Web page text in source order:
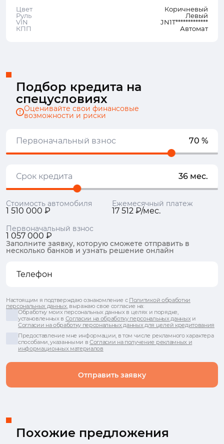
Цвет
Коричневый
Руль
Левый
VIN
JN1T*************
КПП
Автомат
Подбор кредита на
спецусловиях
Оценивайте свои финансовые
возможности и риски
Первоначальный взнос 70 %
Срок кредита 36 мес.
Стоимость автомобиля
1 510 000 ₽
Ежемесячный платеж
17 512 ₽/мес.
Первоначальный взнос
1 057 000 ₽
Заполните заявку, которую сможете отправить в
несколько банков и узнать решение онлайн
Отправить заявку
Настоящим я подтверждаю ознакомление с Политикой обработки
персональных данных, выражаю свое согласие на:
Обработку моих персональных данных в целях и порядке,
установленных в Согласии на обработку персональных данныхи
Согласии на обработку персональных данных для целей кредитования
Предоставление мне информации, в том числе рекламного характера
способами, указанными вСогласии на получение рекламных и
информационных материалов
Похожие предложения